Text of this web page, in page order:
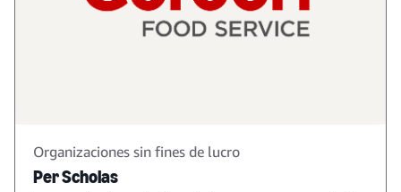
Organizaciones sin fines de lucro
Per Scholas